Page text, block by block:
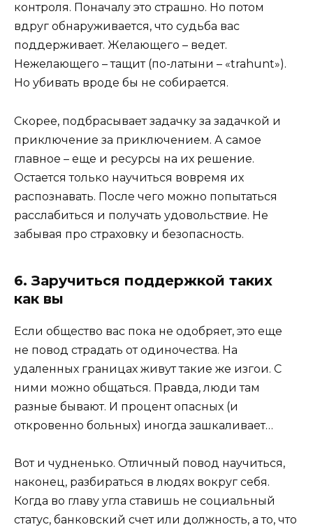
контроля. Поначалу это страшно. Но потом
вдруг обнаруживается, что судьба вас
поддерживает. Желающего – ведет.
Нежелающего – тащит (по-латыни – «trahunt»).
Но убивать вроде бы не собирается.
Скорее, подбрасывает задачку за задачкой и
приключение за приключением. А самое
главное – еще и ресурсы на их решение.
Остается только научиться вовремя их
распознавать. После чего можно попытаться
расслабиться и получать удовольствие. Не
забывая про страховку и безопасность.
6. Заручиться поддержкой таких
как вы
Если общество вас пока не одобряет, это еще
не повод страдать от одиночества. На
удаленных границах живут такие же изгои. С
ними можно общаться. Правда, люди там
разные бывают. И процент опасных (и
откровенно больных) иногда зашкаливает…
Вот и чудненько. Отличный повод научиться,
наконец, разбираться в людях вокруг себя.
Когда во главу угла ставишь не социальный
статус, банковский счет или должность, а то, что